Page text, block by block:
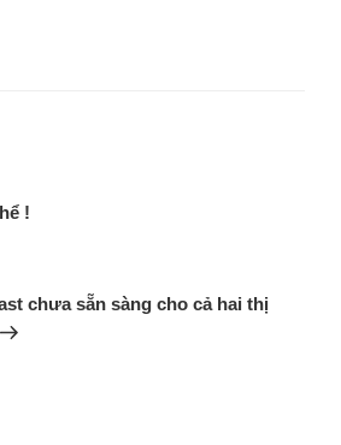
!
chưa sẵn sàng cho cả hai thị